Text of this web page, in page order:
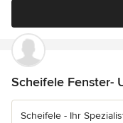
Scheifele Fenster-
Scheifele - Ihr